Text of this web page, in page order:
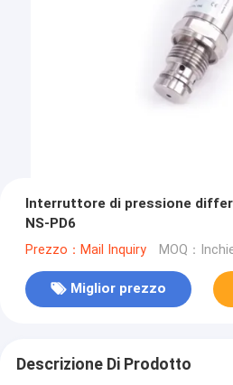
Interruttore di pressione
NS-PD6
Prezzo：Mail Inquiry MOQ：
Miglior prezzo
Descrizione Di Prodotto